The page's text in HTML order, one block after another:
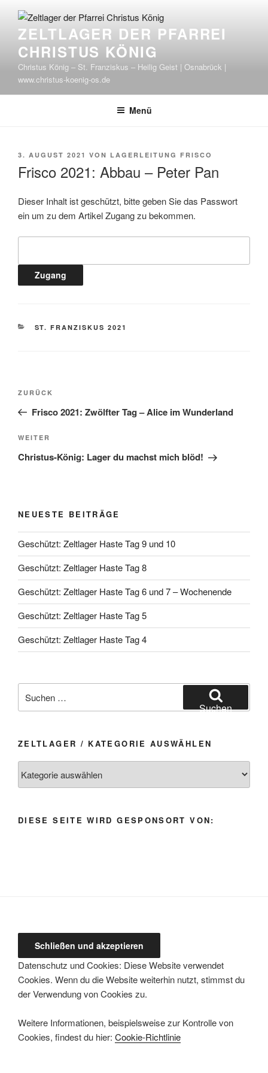
Inhalt
springenZELTLAGER DER PFARREI
CHRISTUS KÖNIG
Christus König – St. Franziskus – Heilig Geist | Osnabrück |
www.christus-koenig-os.de
Menü
VERÖFFENTLICHT
3. AUGUST 2021 VON LAGERLEITUNG FRISCO
Frisco 2021: Abbau – Peter Pan
Dieser Inhalt ist geschützt, bitte geben Sie das Passwort
ein um zu dem Artikel Zugang zu bekommen.
KATEGORIEN
ST. FRANZISKUS 2021
Beitragsnavigation
Vorheriger
Beitrag
ZURÜCK
Frisco 2021: Zwölfter Tag – Alice im Wunderland
Nächster
Beitrag
WEITER
Christus-König: Lager du machst mich blöd!
NEUESTE BEITRÄGE
Geschützt: Zeltlager Haste Tag 9 und 10
Geschützt: Zeltlager Haste Tag 8
Geschützt: Zeltlager Haste Tag 6 und 7 – Wochenende
Geschützt: Zeltlager Haste Tag 5
Geschützt: Zeltlager Haste Tag 4
nach:
Suchen
ZELTLAGER / KATEGORIE AUSWÄHLEN
DIESE SEITE WIRD GESPONSORT VON:
Datenschutz und Cookies: Diese Website verwendet
Cookies. Wenn du die Website weiterhin nutzt, stimmst du
der Verwendung von Cookies zu.
Weitere Informationen, beispielsweise zur Kontrolle von
Cookies, findest du hier: Cookie-Richtlinie